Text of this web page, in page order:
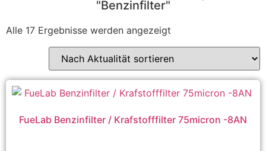
"Benzinfilter"
Alle 17 Ergebnisse werden angezeigt
FueLab Benzinfilter / Krafstofffilter 75micron -8AN